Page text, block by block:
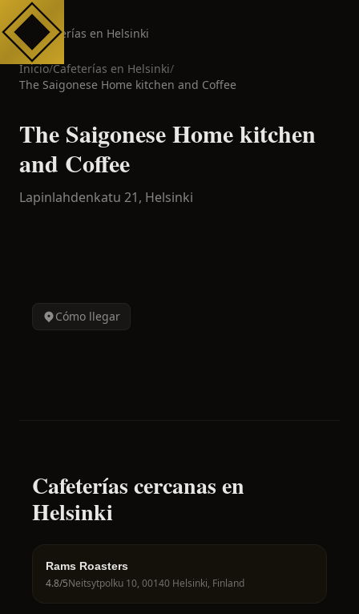
Cafeterías en Helsinki
Inicio/Cafeterías en Helsinki/
The Saigonese Home kitchen and Coffee
The Saigonese Home kitchen
and Coffee
Lapinlahdenkatu 21, Helsinki
Cómo llegar
Cafeterías cercanas en
Helsinki
Rams Roasters
4.8/5Neitsytpolku 10, 00140 Helsinki, Finland